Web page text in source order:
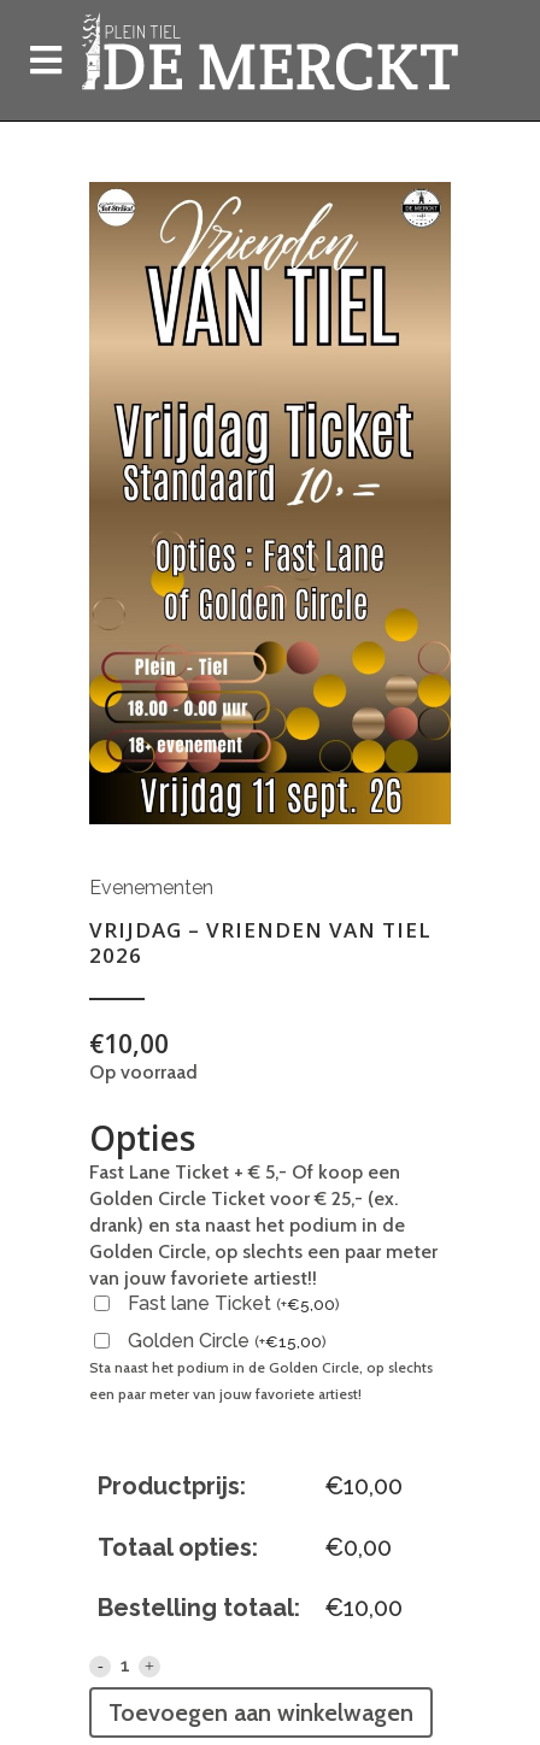
Evenementen
VRIJDAG – VRIENDEN VAN TIEL
2026
€10,00
Op voorraad
Opties
Fast Lane Ticket + € 5,- Of koop een
Golden Circle Ticket voor € 25,- (ex.
drank) en sta naast het podium in de
Golden Circle, op slechts een paar meter
van jouw favoriete artiest!!
Fast lane Ticket (+€5,00)
Golden Circle (+€15,00)
Sta naast het podium in de Golden Circle, op slechts
een paar meter van jouw favoriete artiest!
Productprijs: €10,00
Totaal opties: €0,00
Bestelling totaal: €10,00
Vrijdag
Toevoegen aan winkelwagen